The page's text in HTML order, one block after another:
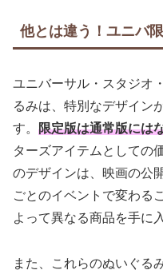
他とは違う！ユニバ
ユニバーサル・スタジオ
るみは、特別なデザイン
す。 限定版は通常版には
ターズアイテムとしての
のデザインは、映画の公
ごとのイベントで変わる
よって異なる商品を手に
また、これらのぬいぐる